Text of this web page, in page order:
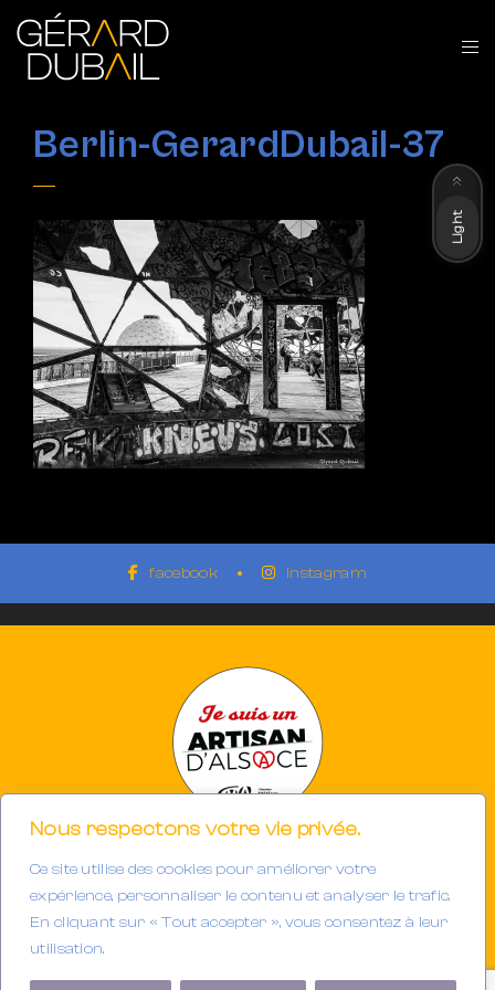
Nous respectons votre vie privée.
Ce site utilise des cookies pour améliorer votre
expérience, personnaliser le contenu et analyser le trafic.
En cliquant sur « Tout accepter », vous consentez à leur
utilisation.
Berlin-GerardDubail-37
facebook instagram
Photographe à Mulhouse-Riedisheim (68)
SIRET 894933191/00013
Tél. : 06.32.63.34.98
Copyright © 2025 Gerard Dubail — Tous droits réservés.
Light
Dark